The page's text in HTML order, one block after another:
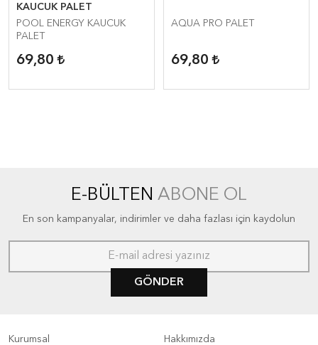
KAUCUK PALET
POOL ENERGY KAUCUK
PALET
69,80
AQUA PRO PALET
69,80
E-BÜLTEN ABONE OL
En son kampanyalar, indirimler ve daha fazlası için kaydolun
GÖNDER
Kurumsal Hakkımızda